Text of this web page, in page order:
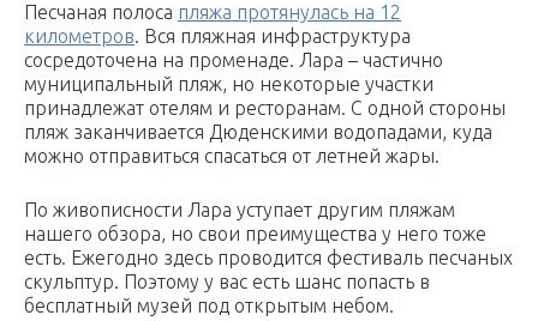
Песчаная полоса пляжа протянулась на 12
километров. Вся пляжная инфраструктура
сосредоточена на променаде. Лара – частично
муниципальный пляж, но некоторые участки
принадлежат отелям и ресторанам. С одной стороны
пляж заканчивается Дюденскими водопадами, куда
можно отправиться спасаться от летней жары.
По живописности Лара уступает другим пляжам
нашего обзора, но свои преимущества у него тоже
есть. Ежегодно здесь проводится фестиваль песчаных
скульптур. Поэтому у вас есть шанс попасть в
бесплатный музей под открытым небом.